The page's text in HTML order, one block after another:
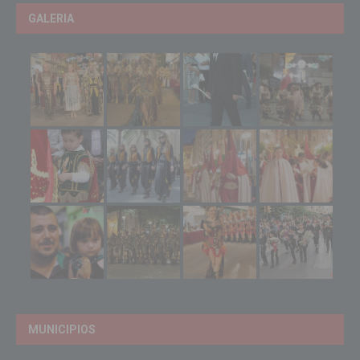
GALERIA
MUNICIPIOS